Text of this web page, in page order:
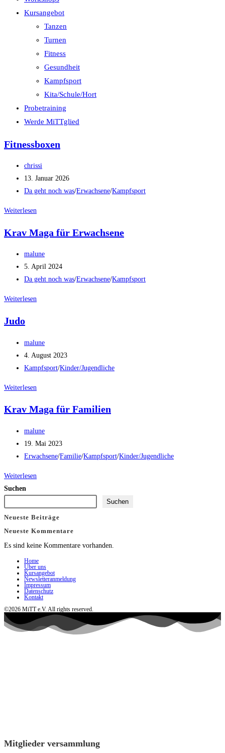
Kursangebot
Tanzen
Turnen
Fitness
Gesundheit
Kampfsport
Kita/Schule/Hort
Probetraining
Werde MiTTglied
Fitnessboxen
Beitrags-
Autor:
chrissi
Beitrag
veröffentlicht:
13. Januar 2026
Beitrags-
Da geht noch was/Erwachsene/Kampfsport
Weiterlesen
Krav Maga für Erwachsene
Beitrags-
Autor:
malune
Beitrag
veröffentlicht:
5. April 2024
Beitrags-
Da geht noch was/Erwachsene/Kampfsport
Weiterlesen
Judo
Beitrags-
Autor:
malune
Beitrag
veröffentlicht:
4. August 2023
Beitrags-
Kampfsport/Kinder/Jugendliche
Weiterlesen
Krav Maga für Familien
Beitrags-
Autor:
malune
Beitrag
veröffentlicht:
19. Mai 2023
Beitrags-
Erwachsene/Familie/Kampfsport/Kinder/Jugendliche
Weiterlesen
Suchen
Suchen
Neueste Beiträge
Neueste Kommentare
Es sind keine Kommentare vorhanden.
Home
Über uns
Kursangebot
Newsletteranmeldung
Impressum
Datenschutz
Kontakt
©2026 MiTT e.V. All rights reserved.
Mitglieder versammlung